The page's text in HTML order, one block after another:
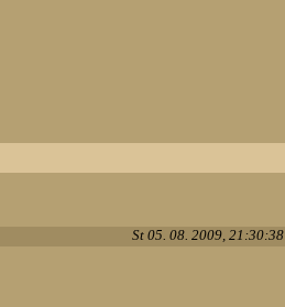
St 05. 08. 2009, 21:30:38